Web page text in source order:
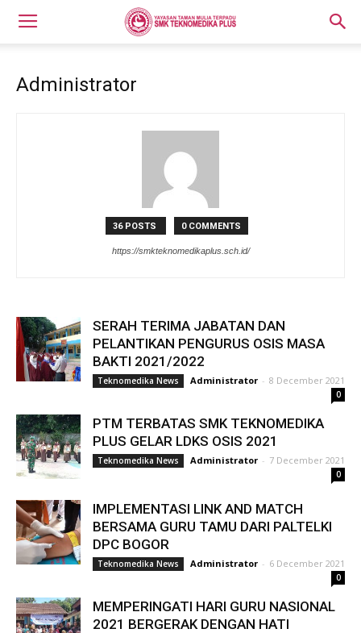
Administrator
36 POSTS 0 COMMENTS
https://smkteknomedikaplus.sch.id/
SERAH TERIMA JABATAN DAN
PELANTIKAN PENGURUS OSIS MASA
BAKTI 2021/2022
Teknomedika News Administrator - 8 December 2021
0
PTM TERBATAS SMK TEKNOMEDIKA
PLUS GELAR LDKS OSIS 2021
Teknomedika News Administrator - 7 December 2021
0
IMPLEMENTASI LINK AND MATCH
BERSAMA GURU TAMU DARI PALTELKI
DPC BOGOR
Teknomedika News Administrator - 6 December 2021
0
MEMPERINGATI HARI GURU NASIONAL
2021 BERGERAK DENGAN HATI